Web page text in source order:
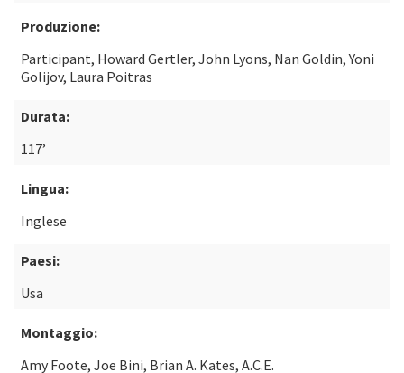
Produzione:
Participant, Howard Gertler, John Lyons, Nan Goldin, Yoni
Golijov, Laura Poitras
Durata:
117’
Lingua:
Inglese
Paesi:
Usa
Montaggio:
Amy Foote, Joe Bini, Brian A. Kates, A.C.E.